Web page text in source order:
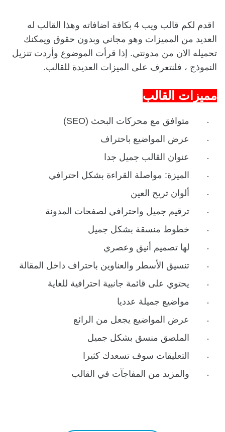
اقدم لكم قالب ويب 4 بكافة اضافاته وهذا القالب له
العديد من المميزات وهو مجاني وبدون حقوق ويمكنك
تحميله الان من مدونتي. إذا قرأت الموضوع وأردت تنزيل
النموذج ، فلنتعرف على الميزات العديدة للقالب.
مميزات القالب
متوافق مع محركات البحث (SEO)
عرض المواضيع باحتراف
عنوان القالب جميل جدا
الميزة: مواصلة القراءة بشكل احترافي
ألوان تريح العين
ترقيم جميل واحترافي لصفحات المدونة
خطوط منسقة بشكل جميل
لها تصميم أنيق وعصري
تنسيق الأسطر والعناوين باحتراف داخل المقالة
يحتوي على قائمة جانبية احترافية للغاية
مواضيع جميلة عدديا
عرض المواضيع يجعل من الرائع
الملصق منسق بشكل جميل
التعليقات سوف تسعدك كثيرا
والمزيد من المفاجآت في القالب